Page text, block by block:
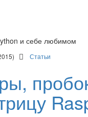
и себе любимом
Статьи